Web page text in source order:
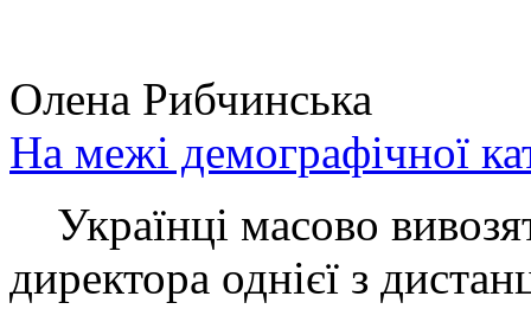
Олена Рибчинська
На межі демографічної
Українці масово
директора однієї з